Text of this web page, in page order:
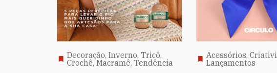
Decoração, Inverno, Tricô,
Crochê, Macramê, Tendência
Acessórios,
Lançamentos